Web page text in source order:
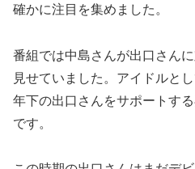
確かに注目を集めました。
番組では中島さんが出口さん
見せていました。アイドルと
年下の出口さんをサポートす
です。